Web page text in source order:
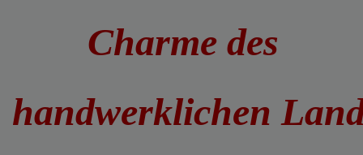
Charme des
handwerklichen